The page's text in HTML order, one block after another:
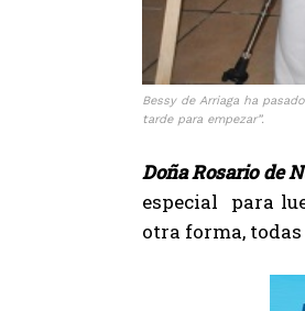
Bessy de Arriaga ha
tarde para empezar”.
Doña Rosario de
especial para
otra forma,